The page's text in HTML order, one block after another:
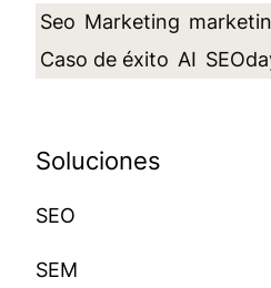
Seo Marketing
Caso de éxito AI
Soluciones
SEO
SEM